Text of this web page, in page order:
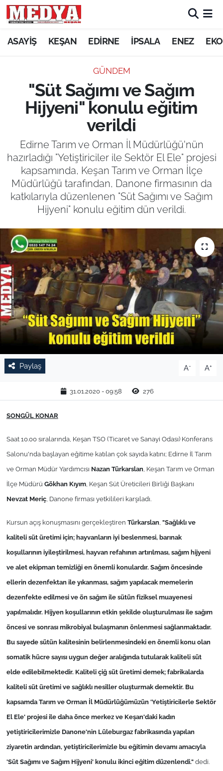
ASAYİŞ KEŞAN EDİRNE İPSALA ENEZ
GÜNDEM
"Süt Sağımı ve Sağım
Hijyeni" konulu eğitim
verildi
Edirne Tarım ve Orman İl Müdürlüğü'nün
hazırladığı "Yetiştiriciler ile Sektör El Ele" projesi
kapsamında, Keşan Tarım ve Orman İlçe
Müdürlüğü tarafından, Danone firmasının da
katkılarıyla düzenlenen "Süt Sağımı ve Sağım
Hijyeni" konulu eğitim dün verildi.
Paylaş A- A+
31.01.2020 - 09:58 276
SONGÜL KONAR
Saat 10.00 sıralarında, Keşan TSO (Ticaret ve Sanayi Odası) Konferans
Salonu'nda başlayan eğitime katılan çok sayıda katını; Edirne İl Tarım
ve Orman Müdür Yardımcısı Nazan Türkarslan, Keşan Tarım ve Orman
İlçe Müdürü Gökhan Kıyım, Keşan Süt Üreticileri Birliği Başkanı
Nevzat Meriç, Danone firması yetkilileri karşıladı.
Kursun açış konuşmasını gerçekleştiren Türkarslan, "Sağlıklı ve
kaliteli süt üretimi için; hayvanların iyi beslenmesi, barınak
koşullarının iyileştirilmesi, hayvan refahının artırılması, sağım hijyeni
ve alet ekipman temizliği en önemli konulardır. Sağım öncesinde
ellerin dezenfektan ile yıkanması, sağım yapılacak memelerin
dezenfekte edilmesi ve ön sağım ile sütün fiziksel muayenesi
yapılmalıdır. Hijyen koşullarının etkin şekilde oluşturulması ile sağım
öncesi ve sonrası mikrobiyal bulaşmanın önlenmesi sağlanmaktadır.
Bu sayede sütün kalitesinin belirlenmesindeki en önemli konu olan
somatik hücre sayısı uygun değer aralığında tutularak kaliteli süt
elde edilebilmektedir. Kaliteli çiğ süt üretimi demek; fabrikalarda
kaliteli süt üretimi ve sağlıklı nesiller oluşturmak demektir. Bu
kapsamda Tarım ve Orman İl Müdürlüğümüzün 'Yetiştiricilerle Sektör
El Ele' projesi ile daha önce merkez ve Keşan'daki kadın
yetiştiricilerimizle Danone'nin Lüleburgaz fabrikasında yapılan
ziyaretin ardından, yetiştiricilerimizle bu eğitimin devamı amacıyla
'Süt Sağımı ve Sağım Hijyeni' konulu ikinci eğitim düzenlendi."dedi.
KEŞAN
ASAYİŞ
SİYASET
GÜNDEM
EKONOMİ
SAĞLIK
EĞİTİM
TARIM VE HAYVANCILIK
KÜLTÜR SANAT
RESMİ İLAN
SPOR
YAŞAM
EDİRNE
TEKİRDAĞ
KIRKLARELİ
ÇANAKKALE
TÜRKİYE
Bölge
Güvenlik
Politika
Flaş Haber
Dış Haberler
İş Dünyası
Bilim Teknoloji
Canlı Maç